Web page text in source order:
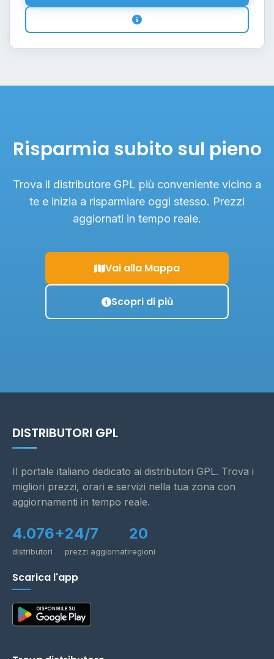
Risparmia subito sul pieno
Trova il distributore GPL più conveniente vicino a
te e inizia a risparmiare oggi stesso. Prezzi
aggiornati in tempo reale.
Vai alla Mappa
Scopri di più
DISTRIBUTORI GPL
Il portale italiano dedicato ai distributori GPL. Trova i
migliori prezzi, orari e servizi nella tua zona con
aggiornamenti in tempo reale.
4.076+
distributori
24/7
prezzi aggiornati
20
regioni
Scarica l'app